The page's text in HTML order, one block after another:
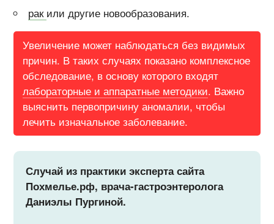
рак или другие новообразования.
Увеличение может наблюдаться без видимых
причин. В таких случаях показано комплексное
обследование, в основу которого входят
лабораторные и аппаратные методики. Важно
выяснить первопричину аномалии, чтобы
лечить изначальное заболевание.
Случай из практики эксперта сайта
Похмелье.рф, врача-гастроэнтеролога
Даниэлы Пургиной.